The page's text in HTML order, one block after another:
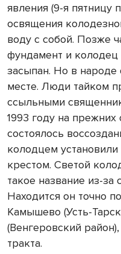
явления (9-я пятницу
освящения
воду с собой. Позже
фундамент и
засыпан. Но в народе
месте. Люди тайком
ссыльными
1993 году на прежних
состоялось
колодцем
крестом. Светой
такое название из-за
Находится он точно
Камышево (Усть-
(Венгеровский
тракта.